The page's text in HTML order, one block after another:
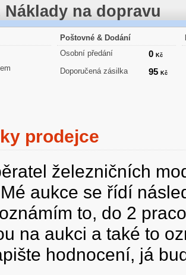
Náklady na dopravu
Poštovné & Dodání
Osobní předání
0 Kč
Doporučená zásilka 95 Kč
prodejce
železničních
aukce se řídí
to, do 2
na aukci a také to
hodnocení, já